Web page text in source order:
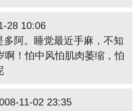
28 10:06
阿。睡觉最近手麻，不知
啊！怕中风怕肌肉萎缩，怕
11-02 23:35